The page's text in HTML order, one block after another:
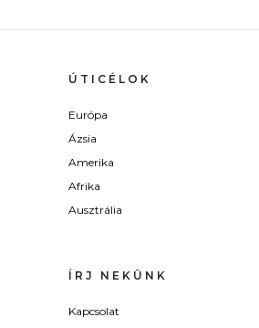
ÚTICÉLOK
Európa
Ázsia
Amerika
Afrika
Ausztrália
ÍRJ NEKÜNK
Kapcsolat